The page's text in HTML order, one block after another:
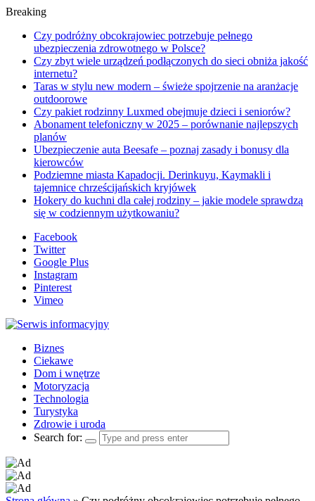
Breaking
Czy podróżny obcokrajowiec potrzebuje pełnego
ubezpieczenia zdrowotnego w Polsce?
Czy zbyt wiele urządzeń podłączonych do sieci obniża jakość
internetu?
Taras w stylu new modern – świeże spojrzenie na aranżacje
outdoorowe
Czy pakiet rodzinny Luxmed obejmuje dzieci i seniorów?
Abonament telefoniczny w 2025 – porównanie najlepszych
planów
Ubezpieczenie auta Beesafe – poznaj zasady i bonusy dla
kierowców
Podziemne miasta Kapadocji. Derinkuyu, Kaymakli i
tajemnice chrześcijańskich kryjówek
Hokery do kuchni dla całej rodziny – jakie modele sprawdzą
się w codziennym użytkowaniu?
Facebook
Twitter
Google Plus
Instagram
Pinterest
Vimeo
Biznes
Ciekawe
Dom i wnętrze
Motoryzacja
Technologia
Turystyka
Zdrowie i uroda
Search for: